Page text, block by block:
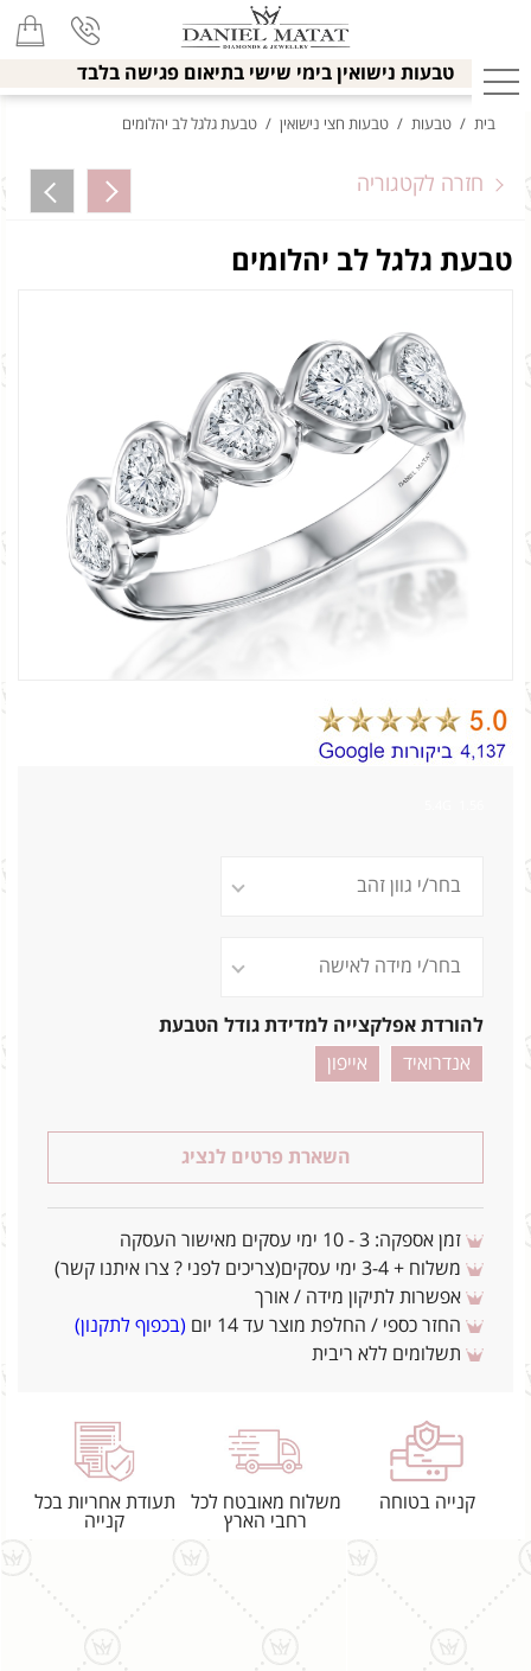
טבעות נישואין בימי שישי בתיאום פגישה בלבד
בית / טבעות / טבעות חצי נישואין / טבעת גלגל לב יהלומים
חזרה לקטגוריה
טבעת גלגל לב יהלומים
להורדת אפלקצייה למדידת גודל הטבעת
אנדרואיד
אייפון
השארת פרטים לנציג
זמן אספקה: 3 - 10 ימי עסקים מאישור העסקה
משלוח + 3-4 ימי עסקים(צריכים לפני ? צרו איתנו קשר)
אפשרות לתיקון מידה / אורך
החזר כספי / החלפת מוצר עד 14 יום
(בכפוף לתקנון)
תשלומים ללא ריבית
קנייה בטוחה
משלוח מאובטח לכל
רחבי הארץ
תעודת אחריות בכל
קנייה